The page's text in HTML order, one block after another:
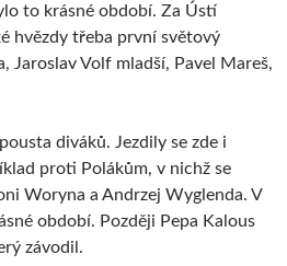
to krásné období. Za Ústí
hvězdy třeba první světový
Jaroslav Volf mladší, Pavel Mareš,
diváků. Jezdily se zde i
proti Polákům, v nichž se
Woryna a Andrzej Wyglenda. V
období. Později Pepa Kalous
závodil.